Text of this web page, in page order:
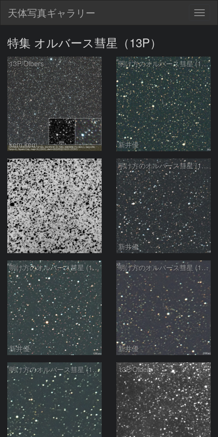
天体写真ギャラリー
特集 オルバース彗星（13P）
13P/Olbers
kem.kem
明け方のオルバース彗星 (13P)：2025/03/20
新井優
13P/Olbers
モンドシャルナ
明け方のオルバース彗星 (13P)：2025/03/01
新井優
明け方のオルバース彗星 (13P)：2025/02/25
新井優
明け方のオルバース彗星 (13P)：2025/02/06
新井優
明け方のオルバース彗星 (13P)：2025/02/05 13P/Olbers